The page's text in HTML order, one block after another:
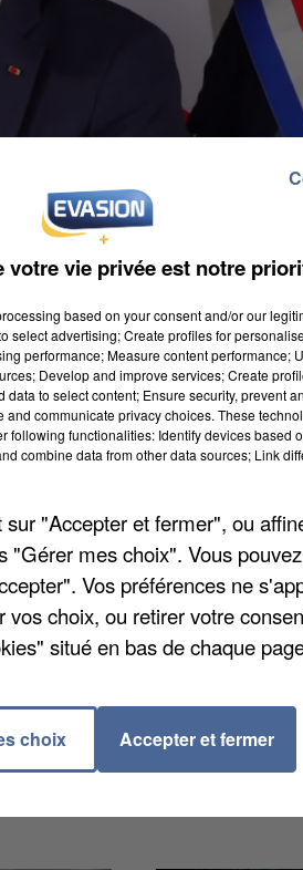
Le Président de la République
des énergies
calcul, les sciences et
industriels, entrepreneurs et
l’écosystème d’excellence
de l’Etat en profitera pour
souveraineté de notre pays
votre vie privée est notre
based on your consent and/or our
select advertising; Create profiles for
performance; Measure content performance;
Develop and improve services; Create
to select content; Ensure security, prevent
communicate privacy choices. These
following functionalities: Identify devices based
combine data from other data sources; Link
"Accepter et fermer", ou
"Gérer mes choix". Vous
Vos préférences ne
choix, ou retirer votre
situé en bas de chaque
choix Accepter et fermer